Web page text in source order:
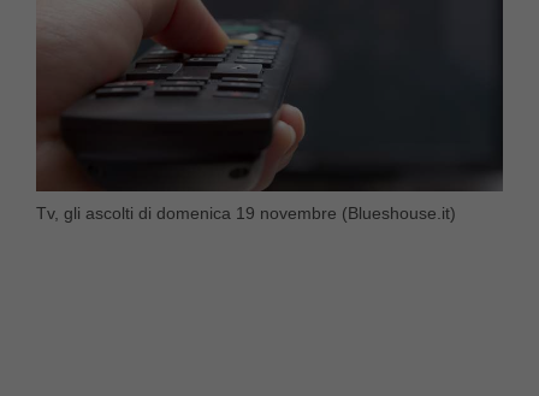
Tv, gli ascolti di domenica 19 novembre (Blueshouse.it)